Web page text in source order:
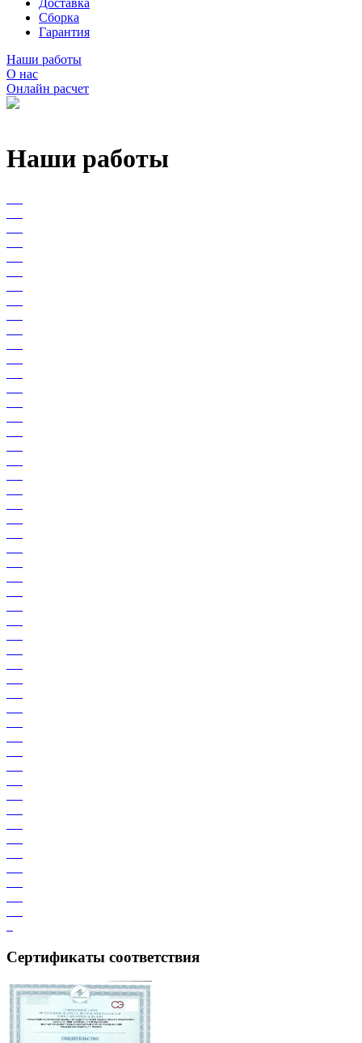
Доставка
Сборка
Гарантия
Наши работы
О нас
Онлайн расчет
Наши работы
Сертификаты соответствия